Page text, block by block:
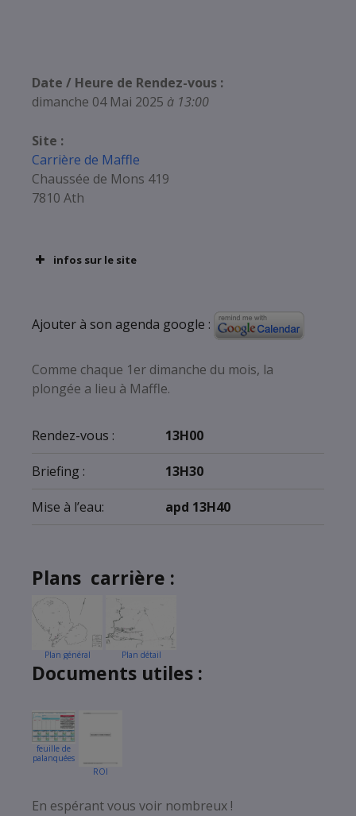
Date / Heure de Rendez-vous :
dimanche 04 Mai 2025 à 13:00
Site :
Carrière de Maffle
Chaussée de Mons 419
7810 Ath
infos sur le site
Ajouter à son agenda google :
Comme chaque 1er dimanche du mois, la
plongée a lieu à Maffle.
Rendez-vous : 13H00
Briefing : 13H30
Mise à l’eau: apd 13H40
Plans carrière :
Plan général Plan détail
Documents utiles :
feuille de
palanquées
ROI
En espérant vous voir nombreux !